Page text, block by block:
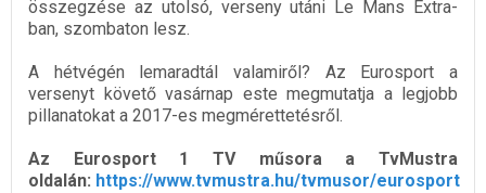
összegzése az utolsó, verseny utáni Le Mans Extra-
ban, szombaton lesz.
A hétvégén lemaradtál valamiről? Az Eurosport a
versenyt követő vasárnap este megmutatja a legjobb
pillanatokat a 2017-es megmérettetésről.
Az Eurosport 1 TV műsora a TvMustra
oldalán: https://www.tvmustra.hu/tvmusor/eurosport